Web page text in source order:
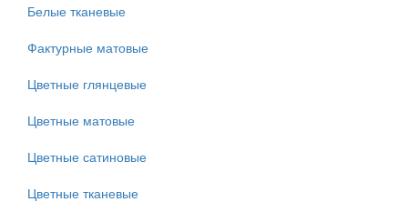
Белые тканевые
Фактурные матовые
Цветные глянцевые
Цветные матовые
Цветные сатиновые
Цветные тканевые